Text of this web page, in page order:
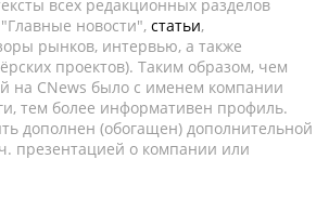
всех редакционных разделов
новости", статьи,
рынков, интервью, а также
проектов). Таким образом, чем
на CNews было с именем компании
тем более информативен профиль.
дополнен (обогащен) дополнительной
презентацией о компании или